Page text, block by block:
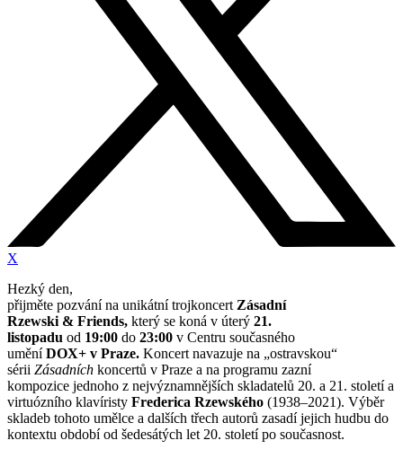
X
Hezký den,
přijměte pozvání na unikátní trojkoncertZásadní
Rzewski & Friends, který se koná v úterý 21.
listopadu od 19:00 do 23:00 v Centru současného
uměníDOX+ v Praze. Koncert navazuje na „ostravskou“
sérii Zásadních koncertů v Praze a na programu zazní
kompozice jednoho z nejvýznamnějších skladatelů 20. a 21. století a
virtuózního klavíristy Frederica Rzewského (1938–2021). Výběr
skladeb tohoto umělce a dalších třech autorů zasadí jejich hudbu do
kontextu období od šedesátých let 20. století po současnost.